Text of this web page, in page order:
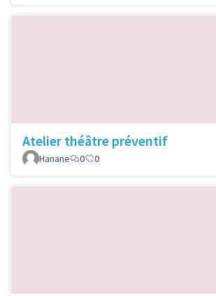
Atelier théâtre préventif
Hanane
0 0